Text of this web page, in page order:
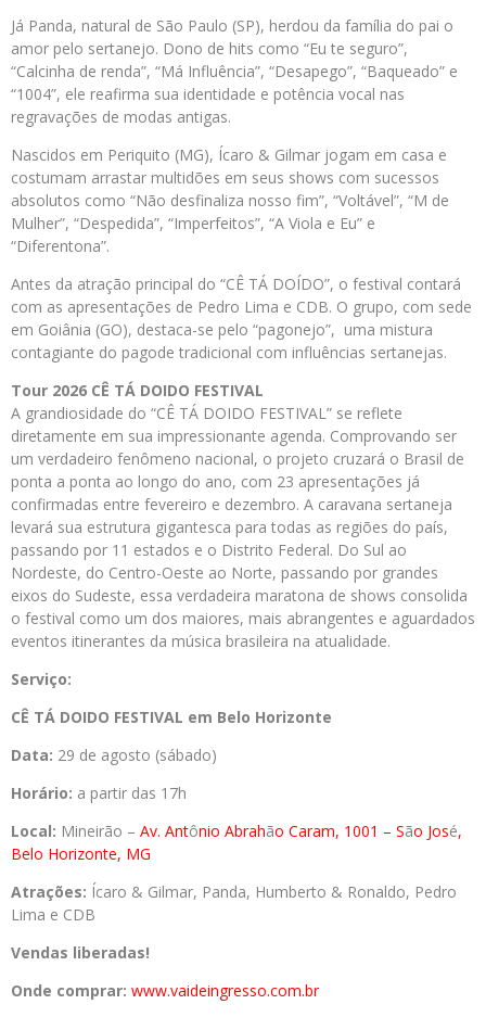
Já Panda, natural de São Paulo (SP), herdou da família do pai o
amor pelo sertanejo. Dono de hits como “Eu te seguro”,
“Calcinha de renda”, “Má Influência”, “Desapego”, “Baqueado” e
“1004”, ele reafirma sua identidade e potência vocal nas
regravações de modas antigas.
Nascidos em Periquito (MG), Ícaro & Gilmar jogam em casa e
costumam arrastar multidões em seus shows com sucessos
absolutos como “Não desfinaliza nosso fim”, “Voltável”, “M de
Mulher”, “Despedida”, “Imperfeitos”, “A Viola e Eu” e
“Diferentona”.
Antes da atração principal do “CÊ TÁ DOÍDO”, o festival contará
com as apresentações de Pedro Lima e CDB. O grupo, com sede
em Goiânia (GO), destaca-se pelo “pagonejo”, uma mistura
contagiante do pagode tradicional com influências sertanejas.
Tour 2026 CÊ TÁ DOIDO FESTIVAL
A grandiosidade do “CÊ TÁ DOIDO FESTIVAL” se reflete
diretamente em sua impressionante agenda. Comprovando ser
um verdadeiro fenômeno nacional, o projeto cruzará o Brasil de
ponta a ponta ao longo do ano, com 23 apresentações já
confirmadas entre fevereiro e dezembro. A caravana sertaneja
levará sua estrutura gigantesca para todas as regiões do país,
passando por 11 estados e o Distrito Federal. Do Sul ao
Nordeste, do Centro-Oeste ao Norte, passando por grandes
eixos do Sudeste, essa verdadeira maratona de shows consolida
o festival como um dos maiores, mais abrangentes e aguardados
eventos itinerantes da música brasileira na atualidade.
Serviço:
CÊ TÁ DOIDO FESTIVAL em Belo Horizonte
Data: 29 de agosto (sábado)
Horário: a partir das 17h
Local: Mineirão – Av. Antônio Abrahão Caram, 1001 – São José,
Belo Horizonte, MG
Atrações: Ícaro & Gilmar, Panda, Humberto & Ronaldo, Pedro
Lima e CDB
Vendas liberadas!
Onde comprar: www.vaideingresso.com.br